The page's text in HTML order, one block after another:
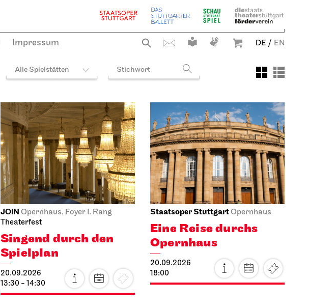
Impressum DE / EN
Alle Spielstätten
JOiN Opernhaus, Foyer I. Rang
Theaterfest
Singend durch den
Spielplan
20.09.2026
13:30 - 14:30
Staatsoper StuttgartOpernhaus
Eine Reise durchs
Opernhaus
20.09.2026
18:00